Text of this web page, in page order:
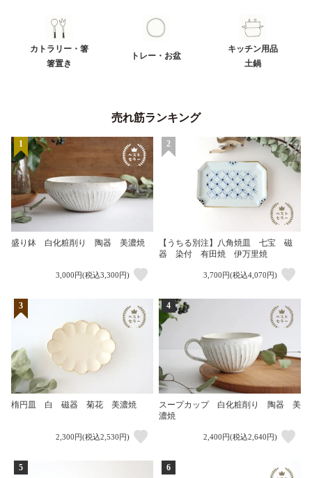
カトラリー・箸
箸置き
トレー・お盆
キッチン用品
土鍋
売れ筋ランキング
1
盛り鉢 白化粧削り 陶器 美濃焼
3,000円(税込3,300円)
2
【うちる別注】八角焼皿 七宝 磁
器 染付 有田焼 伊万里焼
3,700円(税込4,070円)
3
楕円皿 白 磁器 菊花 美濃焼
2,300円(税込2,530円)
4
スープカップ 白化粧削り 陶器 美
濃焼
2,400円(税込2,640円)
5 6